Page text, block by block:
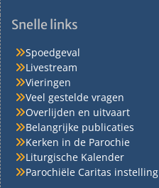
Snelle links
Spoedgeval
Livestream
Vieringen
Veel gestelde vragen
Overlijden en uitvaart
Belangrijke publicaties
Kerken in de Parochie
Liturgische Kalender
Parochiële Caritas instelling